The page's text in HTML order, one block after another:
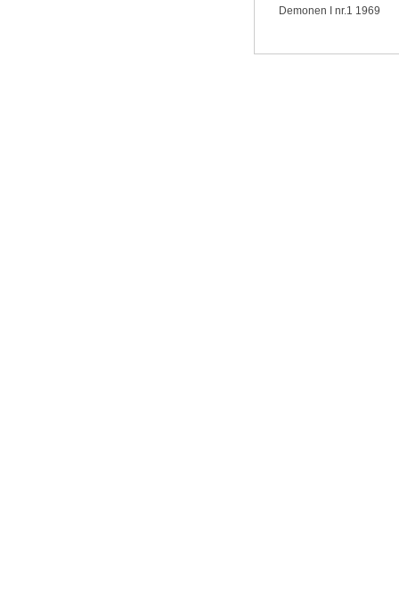
Demonen I nr.1 1969